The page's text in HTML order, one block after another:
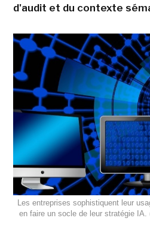
d'audit et du contexte
Les entreprises sophistiquent leur
en faire un socle de leur stratégie